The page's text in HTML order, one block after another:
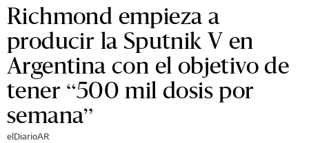
Richmond empieza a
producir la Sputnik V en
Argentina con el objetivo de
tener “500 mil dosis por
semana”
elDiarioAR